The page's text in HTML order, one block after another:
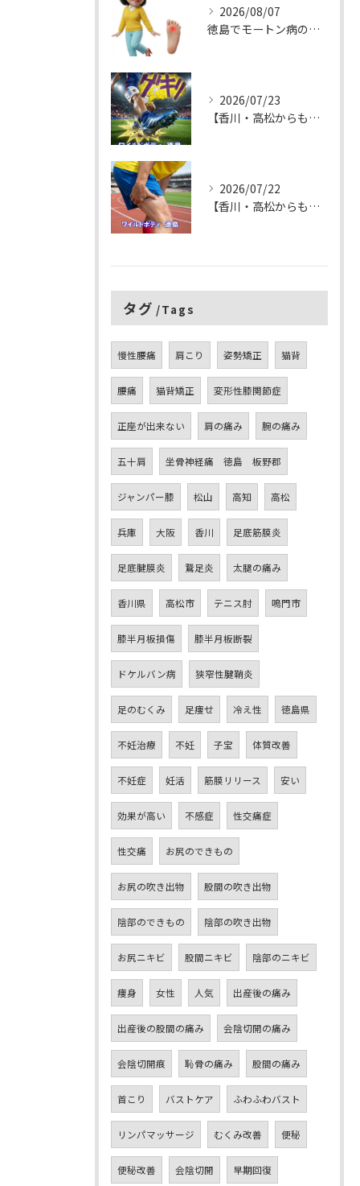
2026/08/07
徳島でモートン病の足裏や指の付け根の痛みが一回で激減し歩いても痛くなくなる板野郡藍住町の整体
2026/07/23
【香川・高松からも来院】徳島で捻挫の痛みが一回で消える板野郡藍住町の最新整体法の新常識！即走れてジャンプも出来る
2026/07/22
【香川・高松からも来院】肉離れを一回で修復する新常識！その場で走れてジャンプも出来る徳島県板野郡藍住町の整体
タグ Tags
慢性腰痛 肩こり 姿勢矯正 猫背
腰痛 猫背矯正 変形性膝関節症
正座が出来ない 肩の痛み 腕の痛み
五十肩 坐骨神経痛 徳島 板野郡
ジャンパー膝 松山 高知 高松
兵庫 大阪 香川 足底筋膜炎
足底腱膜炎 鵞足炎 太腿の痛み
香川県 高松市 テニス肘 鳴門市
膝半月板損傷 膝半月板断裂
ドケルバン病 狭窄性腱鞘炎
足のむくみ 足痩せ 冷え性 徳島県
不妊治療 不妊 子宝 体質改善
不妊症 妊活 筋膜リリース 安い
効果が高い 不感症 性交痛症
性交痛 お尻のできもの
お尻の吹き出物 股間の吹き出物
陰部のできもの 陰部の吹き出物
お尻ニキビ 股間ニキビ 陰部のニキビ
痩身 女性 人気 出産後の痛み
出産後の股間の痛み 会陰切開の痛み
会陰切開痕 恥骨の痛み 股間の痛み
首こり バストケア ふわふわバスト
リンパマッサージ むくみ改善 便秘
便秘改善 会陰切開 早期回復